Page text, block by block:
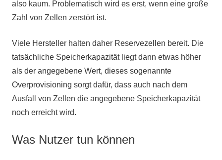
also kaum. Problematisch wird es erst, wenn eine große
Zahl von Zellen zerstört ist.
Viele Hersteller halten daher Reservezellen bereit. Die
tatsächliche Speicherkapazität liegt dann etwas höher
als der angegebene Wert, dieses sogenannte
Overprovisioning sorgt dafür, dass auch nach dem
Ausfall von Zellen die angegebene Speicherkapazität
noch erreicht wird.
Was Nutzer tun können